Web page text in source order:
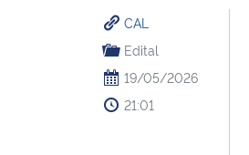
CAL
Edital
19/05/2026
21:01